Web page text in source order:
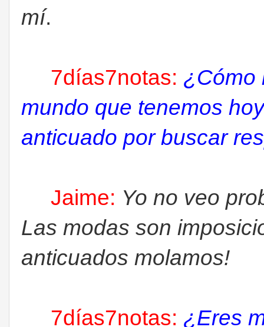
mí.
7días7notas: ¿Cómo
mundo que tenemos
anticuado por buscar
Jaime: Yo no veo
Las modas son
anticuados molamos!
7días7notas: ¿Eres